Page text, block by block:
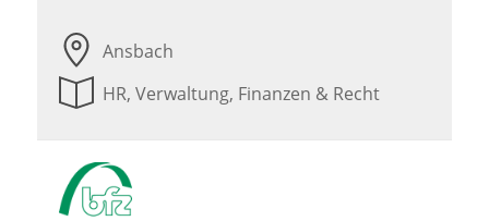
Ansbach
HR, Verwaltung, Finanzen & Recht